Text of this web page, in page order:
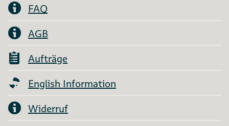
FAQ
AGB
Aufträge
English Information
Widerruf